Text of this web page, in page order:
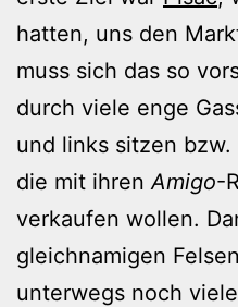
hatten, uns den
muss sich das so
durch viele enge
und links sitzen
die mit ihren Amigo-
verkaufen wollen.
gleichnamigen
unterwegs noch